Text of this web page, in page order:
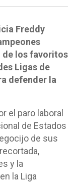
Freddy
de los favoritos
Ligas de
defender la
el paro laboral
de Estados
de sus
y la
la Liga